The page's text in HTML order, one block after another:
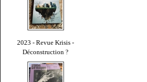
2023 - Revue Krisis -
Déconstruction ?